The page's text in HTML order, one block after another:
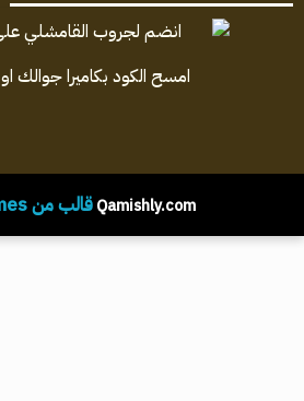
امسح الكود بكاميرا جوالك او
Qamishly.com قالب من Silk Themes